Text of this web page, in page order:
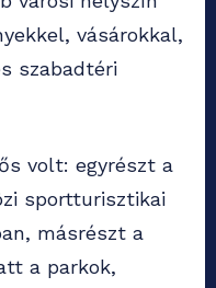
vásárokkal,
szabadtéri
volt: egyrészt a
sportturisztikai
másrészt a
a parkok,